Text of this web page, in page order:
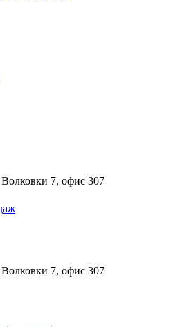
7, офис 307
7, офис 307